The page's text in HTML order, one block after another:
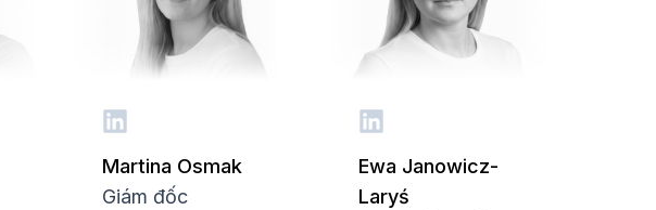
Martina Osmak
Giám đốc
Ewa Janowicz-
Laryś